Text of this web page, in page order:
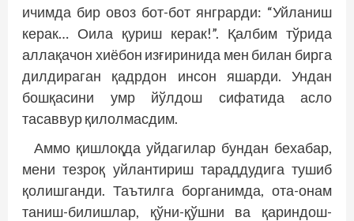
ичимда бир овоз бот-бот янграрди: “Уйланиш
керак… Оила қуриш керак!”. Қалбим тўрида
аллақачон хиёбон изғиринида мен билан бирга
дилдираган қадрдон инсон яшарди. Ундан
бошқасини умр йўлдош сифатида асло
тасаввур қилолмасдим.
Аммо қишлоқда уйдагилар бундан бехабар,
мени тезроқ уйлантириш тараддудига тушиб
қолишганди. Таътилга борганимда, ота-онам
таниш-билишлар, қўни-қўшни ва қариндош-